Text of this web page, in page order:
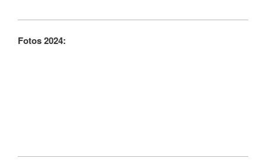
Fotos 2024: